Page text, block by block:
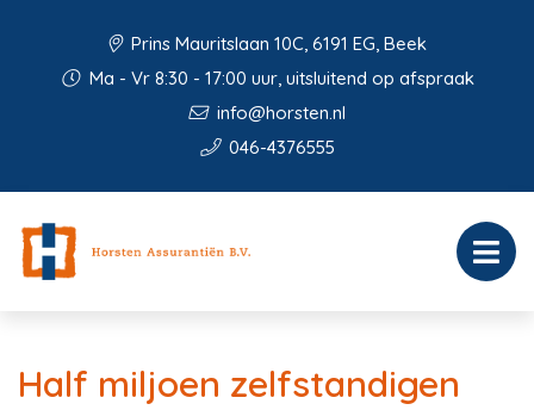
Prins Mauritslaan 10C, 6191 EG, Beek
Ma - Vr 8:30 - 17:00 uur, uitsluitend op afspraak
info@horsten.nl
046-4376555
Half miljoen zelfstandigen